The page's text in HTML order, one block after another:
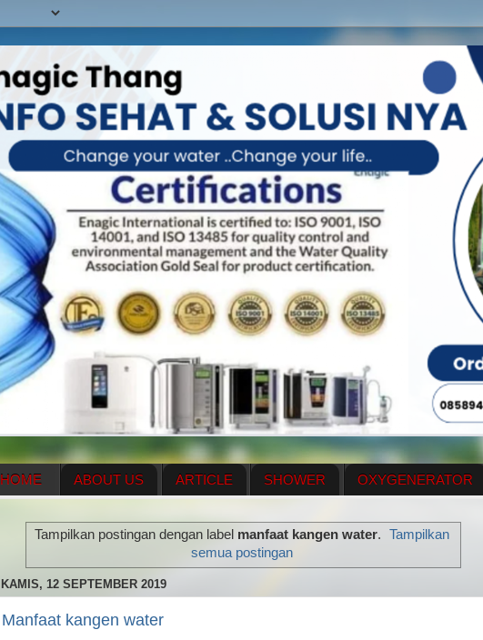
HOME ABOUT US ARTICLE SHOWER OXYGENERATOR
ENAGIC COMPENSATION PLAN MENUS
Tampilkan postingan dengan label manfaat kangen water.
Tampilkan
semua postingan
KAMIS, 12 SEPTEMBER 2019
Manfaat kangen water